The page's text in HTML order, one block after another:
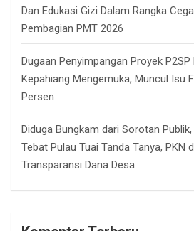
Dan Edukasi Gizi Dalam Rangka
Pembagian PMT 2026
Dugaan Penyimpangan Proyek
Kepahiang Mengemuka, Muncul Isu
Persen
Diduga Bungkam dari Sorotan
Tebat Pulau Tuai Tanda Tanya, PKN
Transparansi Dana Desa